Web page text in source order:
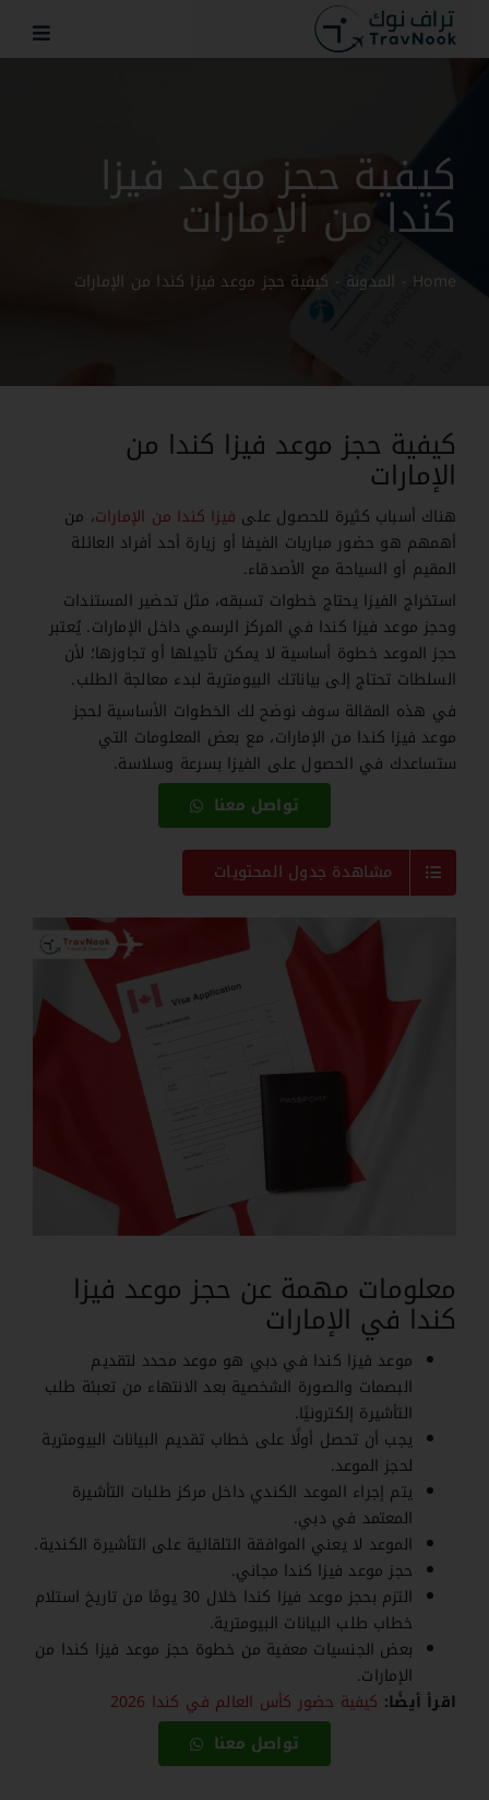
content
كيفية حجز موعد فيزا
كندا من الإمارات
Home المدونة - كيفية حجز موعد فيزا كندا من الإمارات
كيفية حجز موعد فيزا كندا من
الإمارات
هناك أسباب كثيرة للحصول على فيزا كندا من الإمارات، من
أهمهم هو حضور مباريات الفيفا أو زيارة أحد أفراد العائلة
المقيم أو السياحة مع الأصدقاء.
استخراج الفيزا يحتاج خطوات تسبقه، مثل تحضير المستندات
وحجز موعد فيزا كندا في المركز الرسمي داخل الإمارات. يُعتبر
حجز الموعد خطوة أساسية لا يمكن تأجيلها أو تجاوزها؛ لأن
السلطات تحتاج إلى بياناتك البيومترية لبدء معالجة الطلب.
في هذه المقالة سوف نوضح لك الخطوات الأساسية لحجز
موعد فيزا كندا من الإمارات، مع بعض المعلومات التي
ستساعدك في الحصول على الفيزا بسرعة وسلاسة.
تواصل معنا
مشاهدة جدول المحتويات
معلومات مهمة عن حجز موعد فيزا
كندا في الإمارات
موعد فيزا كندا في دبي هو موعد محدد لتقديم
البصمات والصورة الشخصية بعد الانتهاء من تعبئة طلب
التأشيرة إلكترونيًا.
يجب أن تحصل أولًا على خطاب تقديم البيانات البيومترية
لحجز الموعد.
يتم إجراء الموعد الكندي داخل مركز طلبات التأشيرة
المعتمد في دبي.
الموعد لا يعني الموافقة التلقائية على التأشيرة الكندية.
حجز موعد فيزا كندا مجاني.
التزم بحجز موعد فيزا كندا خلال 30 يومًا من تاريخ استلام
خطاب طلب البيانات البيومترية.
بعض الجنسيات معفية من خطوة حجز موعد فيزا كندا من
الإمارات.
اقرأ أيضًا: كيفية حضور كأس العالم في كندا 2026
تواصل معنا